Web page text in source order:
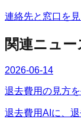
連絡先と窓口を
関連ニュー
2026-06-14
退去費用の見方
退去費用AIに、